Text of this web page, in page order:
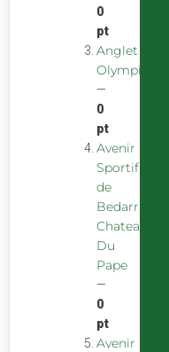
0
pt
Anglet
Olympique
—
0
pt
Avenir
Sportif
de
Bedarrides
Chateauneuf
Du
Pape
—
0
pt
Avenir